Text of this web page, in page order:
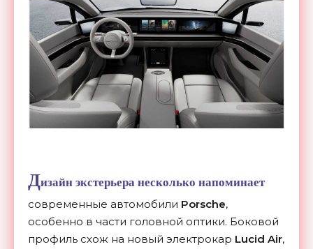
Дизайн экстерьера несколько напоминает
современные автомобили Porsche,
особенно в части головной оптики. Боковой
профиль схож на новый электрокар Lucid Air,